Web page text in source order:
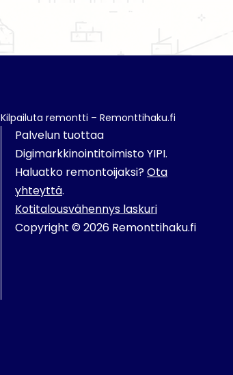
Kilpailuta remontti – Remonttihaku.fi
Palvelun tuottaa
Digimarkkinointitoimisto YIPI.
Haluatko remontoijaksi?Ota
yhteyttä.
Kotitalousvähennys laskuri
Copyright © 2026 Remonttihaku.fi